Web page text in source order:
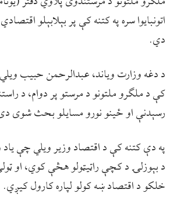
اتونبایوا سره په کتنه کې پر بېلابېلو
دي.
د دغه وزارت ویاند، عبدالرحمن حبیب
کې د ملګرو ملتونو د مرستو پر دوام، د
رسېدنې او ځینو نورو مسایلو بحث شوی
په دې کتنه کې د اقتصاد وزیر ویلي چې
د بېوزلۍ د کچې راټیټولو هڅې کوي، او
خلکو د اقتصاد ښه‌ کولو لپاره کارول کیږي.